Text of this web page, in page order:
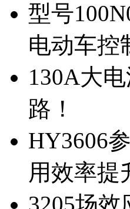
型号
电动车控
130A大
路！
HY3606
用效率提